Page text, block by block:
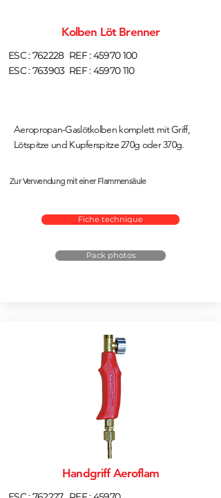
Kolben Löt Brenner
ESC : 762228
ESC : 763903
REF :45970 100
REF :45970 110
Aeropropan-Gaslötkolben komplett mit Griff,
Lötspitze und Kupferspitze 270g oder 370g.
Zur Verwendung mit einer Flammensäule
Fiche technique
Pack photos
Handgriff Aeroflam